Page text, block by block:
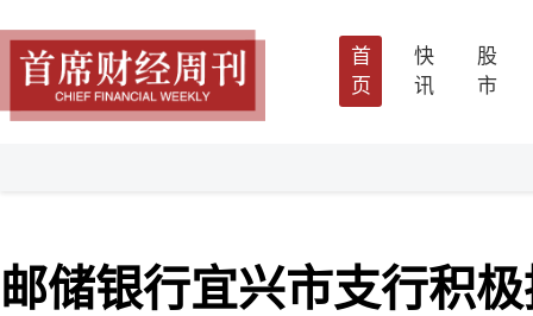
首
页
快
讯
股
市
邮储银行宜兴市支行积